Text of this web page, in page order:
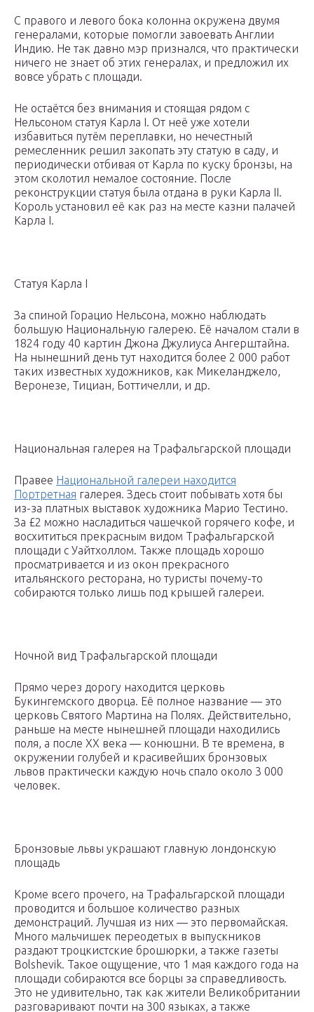
С правого и левого бока колонна окружена двумя
генералами, которые помогли завоевать Англии
Индию. Не так давно мэр признался, что практически
ничего не знает об этих генералах, и предложил их
вовсе убрать с площади.
Не остаётся без внимания и стоящая рядом с
Нельсоном статуя Карла I. От неё уже хотели
избавиться путём переплавки, но нечестный
ремесленник решил закопать эту статую в саду, и
периодически отбивая от Карла по куску бронзы, на
этом сколотил немалое состояние. После
реконструкции статуя была отдана в руки Карла II.
Король установил её как раз на месте казни палачей
Карла I.
Статуя Карла I
За спиной Горацио Нельсона, можно наблюдать
большую Национальную галерею. Её началом стали в
1824 году 40 картин Джона Джулиуса Ангерштайна.
На нынешний день тут находится более 2 000 работ
таких известных художников, как Микеланджело,
Веронезе, Тициан, Боттичелли, и др.
Национальная галерея на Трафальгарской площади
Правее Национальной галереи находится
Портретная галерея. Здесь стоит побывать хотя бы
из-за платных выставок художника Марио Тестино.
За £2 можно насладиться чашечкой горячего кофе, и
восхититься прекрасным видом Трафальгарской
площади с Уайтхоллом. Также площадь хорошо
просматривается и из окон прекрасного
итальянского ресторана, но туристы почему-то
собираются только лишь под крышей галереи.
Ночной вид Трафальгарской площади
Прямо через дорогу находится церковь
Букингемского дворца. Её полное название — это
церковь Святого Мартина на Полях. Действительно,
раньше на месте нынешней площади находились
поля, а после XX века — конюшни. В те времена, в
окружении голубей и красивейших бронзовых
львов практически каждую ночь спало около 3 000
человек.
Бронзовые львы украшают главную лондонскую
площадь
Кроме всего прочего, на Трафальгарской площади
проводится и большое количество разных
демонстраций. Лучшая из них — это первомайская.
Много мальчишек переодетых в выпускников
раздают троцкистские брошюрки, а также газеты
Bolshevik. Такое ощущение, что 1 мая каждого года на
площади собираются все борцы за справедливость.
Это не удивительно, так как жители Великобритании
разговаривают почти на 300 языках, а также